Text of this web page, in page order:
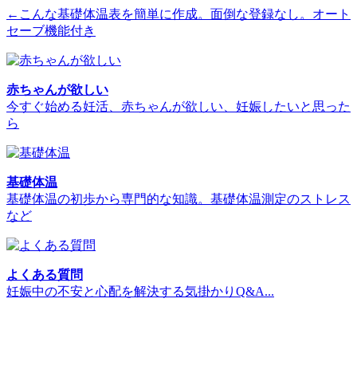
←こんな基礎体温表を簡単に作成。面倒な登録なし。オート
セーブ機能付き
赤ちゃんが欲しい
今すぐ始める妊活、赤ちゃんが欲しい、妊娠したいと思った
ら
基礎体温
基礎体温の初歩から専門的な知識。基礎体温測定のストレス
など
よくある質問
妊娠中の不安と心配を解決する気掛かりQ&A...